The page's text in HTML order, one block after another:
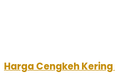
Harga Cengkeh